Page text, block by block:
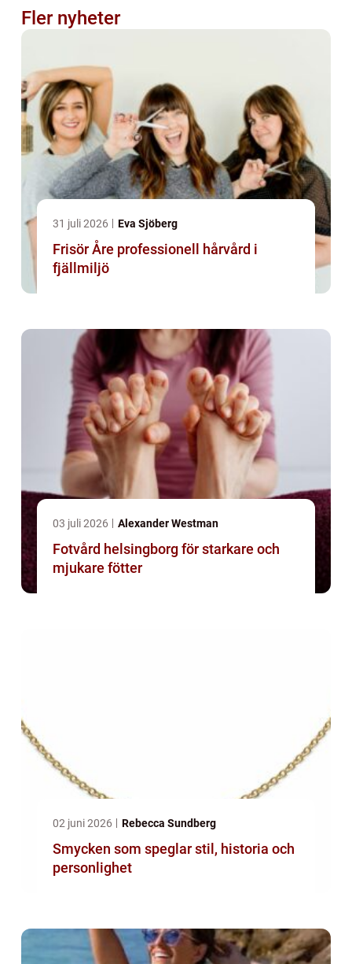
Fler nyheter
31 juli 2026 Eva Sjöberg
Frisör Åre professionell hårvård i
fjällmiljö
03 juli 2026 Alexander Westman
Fotvård helsingborg för starkare och
mjukare fötter
02 juni 2026 Rebecca Sundberg
Smycken som speglar stil, historia och
personlighet